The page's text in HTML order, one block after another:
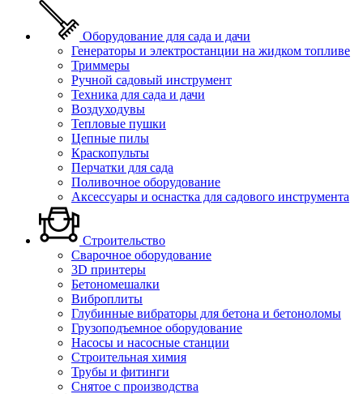
Оборудование для сада и дачи
Генераторы и электростанции на жидком топливе
Триммеры
Ручной садовый инструмент
Техника для сада и дачи
Воздуходувы
Тепловые пушки
Цепные пилы
Краскопульты
Перчатки для сада
Поливочное оборудование
Аксессуары и оснастка для садового инструмента
Строительство
Сварочное оборудование
3D принтеры
Бетономешалки
Виброплиты
Глубинные вибраторы для бетона и бетоноломы
Грузоподъемное оборудование
Насосы и насосные станции
Строительная химия
Трубы и фитинги
Снятое с производства